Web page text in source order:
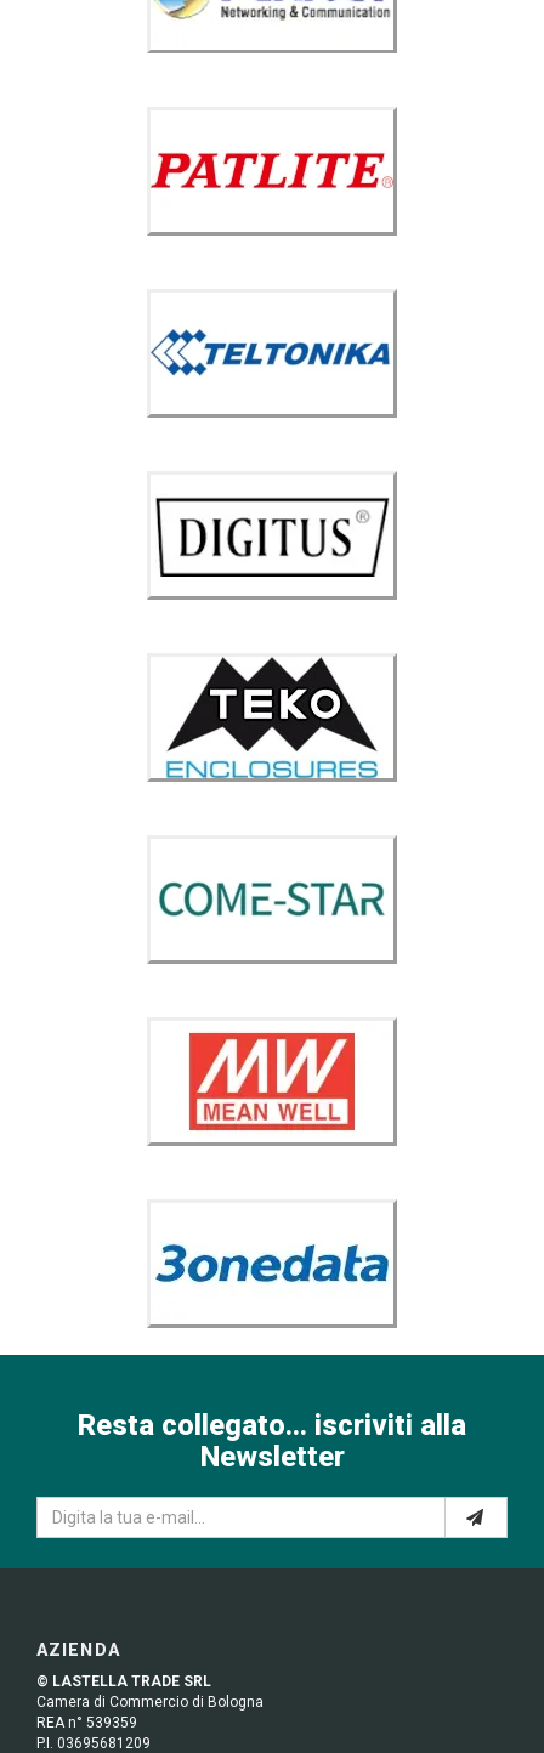
Resta collegato... iscriviti alla
Newsletter
AZIENDA
© LASTELLA TRADE SRL
Camera di Commercio di Bologna
REA n° 539359
P.I. 03695681209